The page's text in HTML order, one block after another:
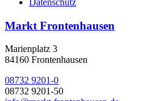
Datenschutz
Markt Frontenhausen
Marienplatz 3
84160 Frontenhausen
08732 9201-0
08732 9201-50